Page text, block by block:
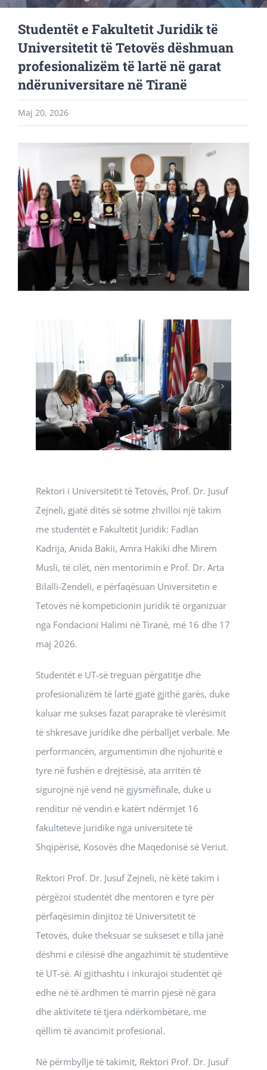
Studentët e Fakultetit Juridik të
Universitetit të Tetovës dëshmuan
profesionalizëm të lartë në garat
ndëruniversitare në Tiranë
Maj 20, 2026
Larger
Image
Rektori i Universitetit të Tetovës, Prof. Dr. Jusuf
Zejneli, gjatë ditës së sotme zhvilloi një takim
me studentët e Fakultetit Juridik: Fadlan
Kadrija, Anida Bakii, Amra Hakiki dhe Mirem
Musli, të cilët, nën mentorimin e Prof. Dr. Arta
Bilalli-Zendeli, e përfaqësuan Universitetin e
Tetovës në kompeticionin juridik të organizuar
nga Fondacioni Halimi në Tiranë, më 16 dhe 17
maj 2026.
Studentët e UT-së treguan përgatitje dhe
profesionalizëm të lartë gjatë gjithë garës, duke
kaluar me sukses fazat paraprake të vlerësimit
të shkresave juridike dhe përballjet verbale. Me
performancën, argumentimin dhe njohuritë e
tyre në fushën e drejtësisë, ata arritën të
sigurojnë një vend në gjysmëfinale, duke u
renditur në vendin e katërt ndërmjet 16
fakulteteve juridike nga universitete të
Shqipërisë, Kosovës dhe Maqedonisë së Veriut.
Rektori Prof. Dr. Jusuf Zejneli, në këtë takim i
përgëzoi studentët dhe mentoren e tyre për
përfaqësimin dinjitoz të Universitetit të
Tetovës, duke theksuar se sukseset e tilla janë
dëshmi e cilësisë dhe angazhimit të studentëve
të UT-së. Ai gjithashtu i inkurajoi studentët që
edhe në të ardhmen të marrin pjesë në gara
dhe aktivitete të tjera ndërkombëtare, me
qëllim të avancimit profesional.
Në përmbyllje të takimit, Rektori Prof. Dr. Jusuf